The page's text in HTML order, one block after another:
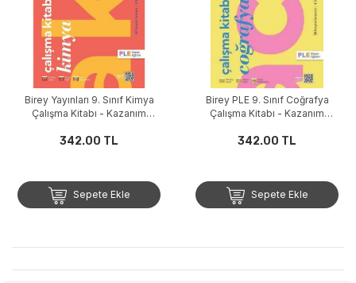
Birey Yayınları 9. Sınıf Kimya
Çalışma Kitabı - Kazanım
342.00 TL
Sepete Ekle
Birey PLE 9. Sınıf Coğrafya
Çalışma Kitabı - Kazanım
342.00 TL
Sepete Ekle